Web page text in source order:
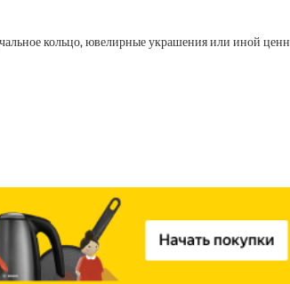
кольцо, ювелирные украшения или иной